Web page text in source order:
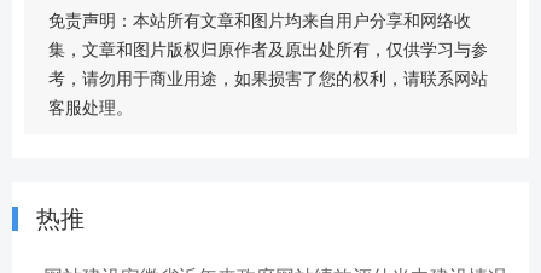
免责声明：本站所有文章和图片均来自用户分享和网络收
集，文章和图片版权归原作者及原出处所有，仅供学习与参
考，请勿用于商业用途，如果损害了您的权利，请联系网站
客服处理。
热推